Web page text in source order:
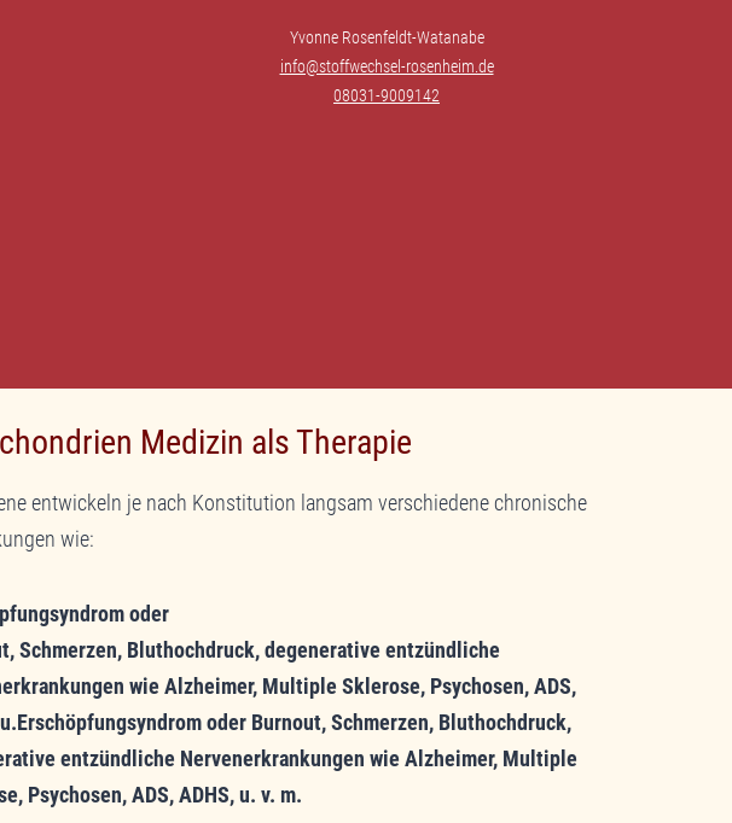
Yvonne Rosenfeldt-Watanabe
info@stoffwechsel-rosenheim.de
08031-9009142
Medizin als Therapie
entwickeln je nach Konstitution langsam verschiedene chronische
wie:
oder
Schmerzen, Bluthochdruck, degenerative entzündliche
wie Alzheimer, Multiple Sklerose, Psychosen, ADS,
oder Burnout, Schmerzen, Bluthochdruck,
entzündliche Nervenerkrankungen wie Alzheimer, Multiple
Psychosen, ADS, ADHS, u. v. m.